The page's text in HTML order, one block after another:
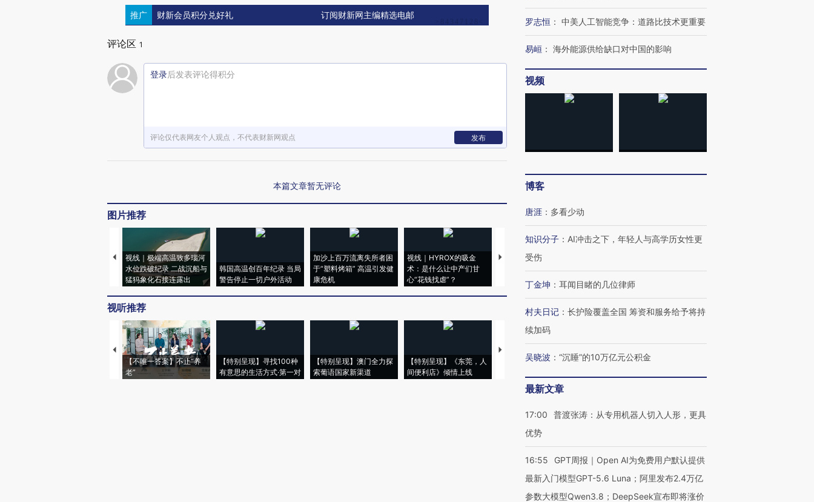
推广 财新会员积分兑好礼 订阅财新网主编精选电邮
评论区 1
登录后发表评论得积分
评论仅代表网友个人观点，不代表财新网观点 发布
本篇文章暂无评论
图片推荐
视线｜极端高温致多瑙河
水位跌破纪录 二战沉船与
猛犸象化石接连露出
韩国高温创百年纪录 当局
警告停止一切户外活动
加沙上百万流离失所者困
于“塑料烤箱” 高温引发健
康危机
视线｜HYROX的吸金
术：是什么让中产们甘
心“花钱找虐”？
马航飞行员跨国走私7万
粒摇头丸 尿检体内含3种
度Z世代 用街头抗争将教
育部长拱下台
机”？难民潮撕裂西班牙
视听推荐
【不唯一答案】不止“养
老”
【特别呈现】寻找100种
有意思的生活方式·第一对
【特别呈现】澳门全力探
索葡语国家新渠道
【特别呈现】《东莞，人
间便利店》倾情上线
【推广】走进第四届链博
会，让数智科技“链”接产
【特别呈现】寻找100种
罗志恒 ： 中美人工智能竞争：道路比技术更重要
易峘 ： 海外能源供给缺口对中国的影响
视频
博客
唐涯 ： 多看少动
知识分子 ： AI冲击之下，年轻人与高学历女性更
受伤
丁金坤 ： 耳闻目睹的几位律师
村夫日记 ： 长护险覆盖全国 筹资和服务给予将持
续加码
吴晓波 ： “沉睡”的10万亿元公积金
最新文章
17:00
普渡张涛：从专用机器人切入人形，更具
优势
16:55
GPT周报｜Open AI为免费用户默认提供
最新入门模型GPT-5.6 Luna；阿里发布2.4万亿
参数大模型Qwen3.8；DeepSeek宣布即将涨价